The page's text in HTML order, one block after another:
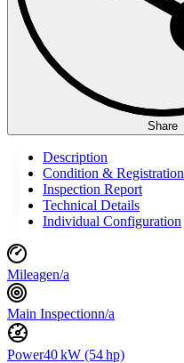
Share
Description
Condition & Registration
Inspection Report
Technical Details
Individual Configuration
Mileagen/a
Main Inspectionn/a
Power40 kW (54 hp)